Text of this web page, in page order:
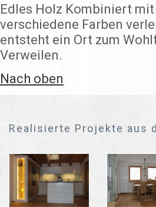
Edles Holz Kombiniert
verschiedene Farben
entsteht ein Ort zum
Verweilen.
Nach oben
Realisierte Projekte aus